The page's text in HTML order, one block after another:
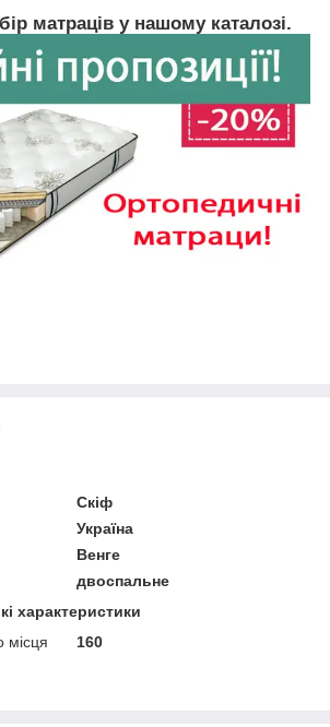
матраців у нашому каталозі.
Скіф
Україна
Венге
двоспальне
характеристики
місця
160